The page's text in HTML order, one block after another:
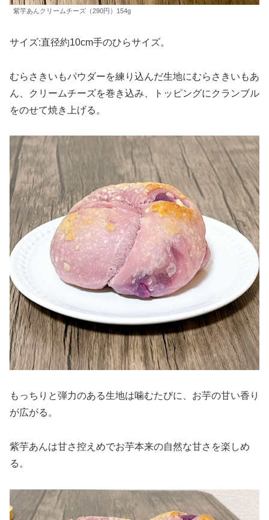
紫芋あんクリームチーズ（290円）154g
サイズ:直径約10cm手のひらサイズ。
むらさきいもパウダーを練り込んだ生地にむらさきいもあ
ん、クリームチーズを巻き込み、トッピングにクランブル
をのせて焼き上げる。
もっちりと弾力のある生地は噛むたびに、お芋の甘い香り
が広がる。
紫芋あんは甘さ控えめでお芋本来の自然な甘さを楽しめ
る。